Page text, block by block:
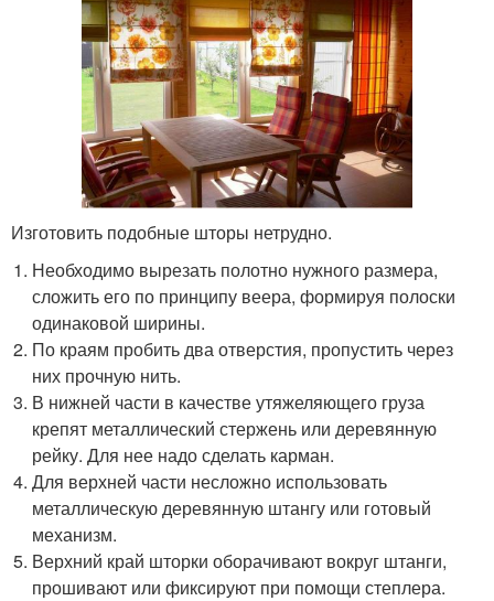
Изготовить подобные шторы нетрудно.
Необходимо вырезать полотно нужного размера,
сложить его по принципу веера, формируя полоски
одинаковой ширины.
По краям пробить два отверстия, пропустить через
них прочную нить.
В нижней части в качестве утяжеляющего груза
крепят металлический стержень или деревянную
рейку. Для нее надо сделать карман.
Для верхней части несложно использовать
металлическую деревянную штангу или готовый
механизм.
Верхний край шторки оборачивают вокруг штанги,
прошивают или фиксируют при помощи степлера.